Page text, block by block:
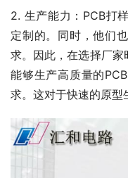
2. 生产能力：PCB打
定制的。同时，他们
求。因此，在选择厂家
能够生产高质量的
求。这对于快速的原型